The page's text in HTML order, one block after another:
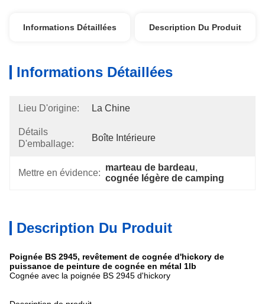
Informations Détaillées Description Du Produit
Informations Détaillées
Lieu D'origine: La Chine
Détails
D'emballage:
Boîte Intérieure
Mettre en évidence:
marteau de bardeau,
cognée légère de camping
Description Du Produit
Poignée BS 2945, revêtement de cognée d'hickory de
puissance de peinture de cognée en métal 1lb
Cognée avec la poignée BS 2945 d'hickory